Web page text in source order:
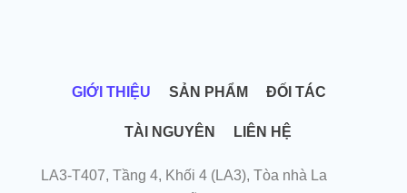
GIỚI THIỆU SẢN PHẨM ĐỐI TÁC
TÀI NGUYÊN LIÊN HỆ
LA3-T407, Tầng 4, Khối 4 (LA3), Tòa nhà La